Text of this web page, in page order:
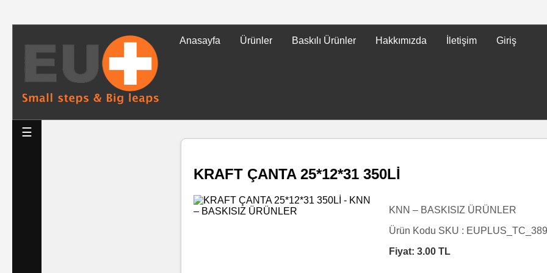
Anasayfa Ürünler Baskılı Ürünler Hakkımızda İletişim Giriş
☰
Tüm
Ürünler
Islak
KRAFT ÇANTA 25*12*31 350Lİ
KNN – BASKISIZ ÜRÜNLER
Ürün Kodu SKU : EUPLUS_TC_389
Fiyat: 3.00 TL